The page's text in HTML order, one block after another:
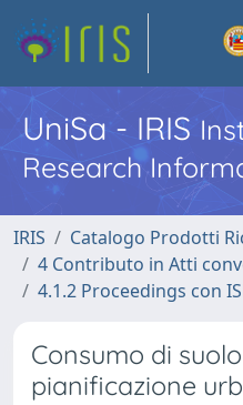
UniSa - IRIS
Research
IRIS
Catalogo Prodotti
4 Contributo in Atti
4.1.2 Proceedings con
Consumo di
pianificazione